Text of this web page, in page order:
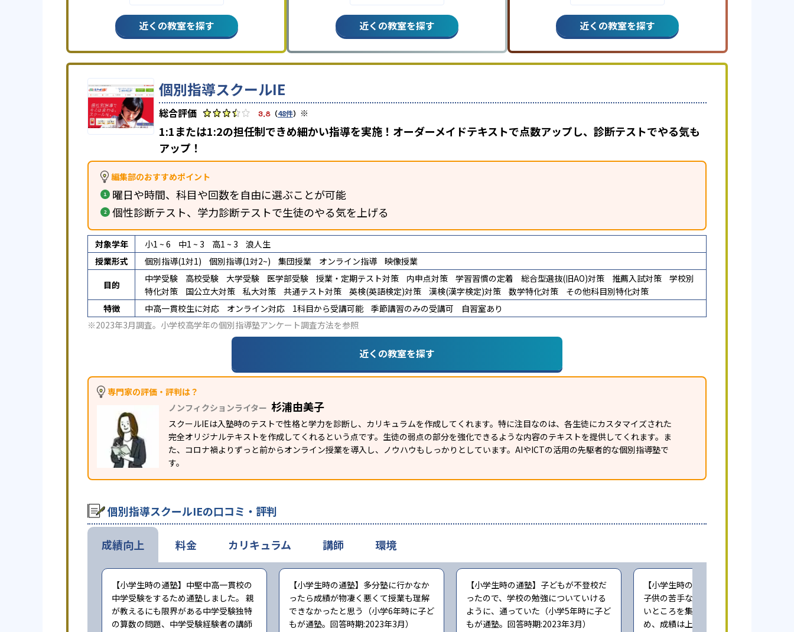
近くの教室を探す 近くの教室を探す 近くの教室を探す
個別指導スクールIE
3.8（48件） ※
1:1または1:2の担任制できめ細かい指導を実施！オーダーメイドテキストで点数アップし、診断テストでやる気も
アップ！
編集部のおすすめポイント
曜日や時間、科目や回数を自由に選ぶことが可能
個性診断テスト、学力診断テストで生徒のやる気を上げる
対象学年 小1 ~ 6 中1 ~ 3 高1 ~ 3
浪人生
授業形式
個別指導(1対1) 個別指導(1対2~) 集団授業 オンライン指導
映像授業
目的
中学受験 高校受験 大学受験 医学部受験 授業・定期テスト対策 内申点対策 学習習慣の定着 総合型選抜(旧AO)対策 推薦入試対策
学校別
特化対策
国公立大対策 私大対策 共通テスト対策 英検(英語検定)対策 漢検(漢字検定)対策 数学特化対策
その他科目別特化対策
特徴
中高一貫校生に対応 オンライン対応 1科目から受講可能 季節講習のみの受講可
自習室あり
※2023年3月調査。 小学校高学年の個別指導塾アンケート調査方法を参照
近くの教室を探す
専門家の評価・評判は？
ノンフィクションライター 杉浦由美子
スクールIEは入塾時のテストで性格と学力を診断し、カリキュラムを作成してくれます。特に注目なのは、各生徒にカスタマイズされた
完全オリジナルテキストを作成してくれるという点です。生徒の弱点の部分を強化できるような内容のテキストを提供してくれます。ま
た、コロナ禍よりずっと前からオンライン授業を導入し、ノウハウもしっかりとしています。AIやICTの活用の先駆者的な個別指導塾で
す。
個別指導スクールIEの口コミ・評判
成績向上
【小学生時の通塾】中堅中高一貫校の
中学受験をするため通塾しました。 親
が教えるにも限界がある中学受験独特
の算数の問題、中学受験経験者の講師
【小学生時の通塾】多分塾に行かなか
ったら成績が物凄く悪くて授業も理解
できなかったと思う（小学6年時に子ど
もが通塾。回答時期:2023年3月）
【小学生時の通塾】子どもが不登校だ
ったので、学校の勉強についていける
ように、通っていた（小学5年時に子ど
もが通塾。回答時期:2023年3月）
【小学生時の通塾】個別指導なので、
子供の苦手なところ、理解できていな
いところを集中して教えてもらえたた
め、成績は上がったが料金はやや高か
料金 カリキュラム 講師 環境